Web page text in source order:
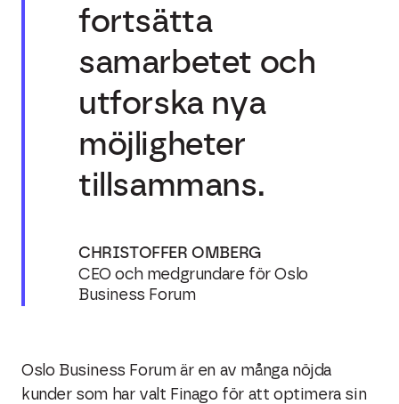
fortsätta
samarbetet och
utforska nya
möjligheter
tillsammans.
CHRISTOFFER OMBERG
CEO och medgrundare för Oslo
Business Forum
Oslo Business Forum är en av många nöjda
kunder som har valt Finago för att optimera sin